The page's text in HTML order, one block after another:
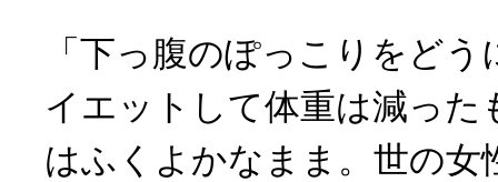
「下っ腹のぽっこりをど
イエットして体重は減った
はふくよかなまま。世の女